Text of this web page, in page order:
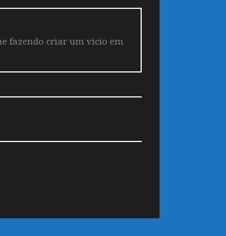
fazendo criar um vicio em